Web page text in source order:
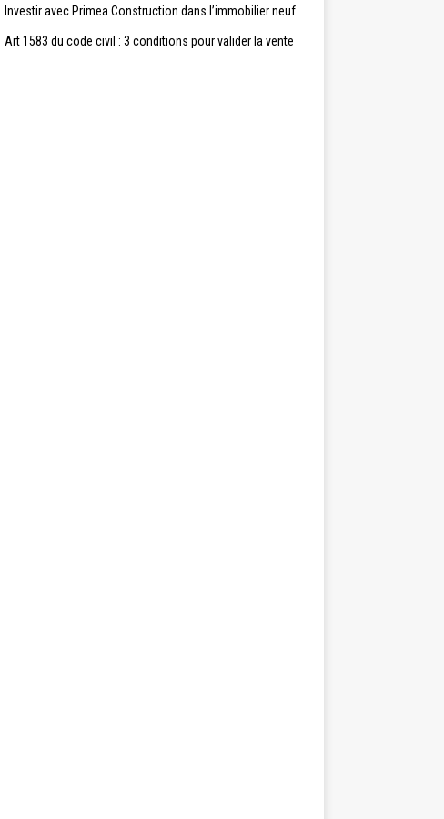
Investir avec Primea Construction dans l’immobilier neuf
Art 1583 du code civil : 3 conditions pour valider la vente